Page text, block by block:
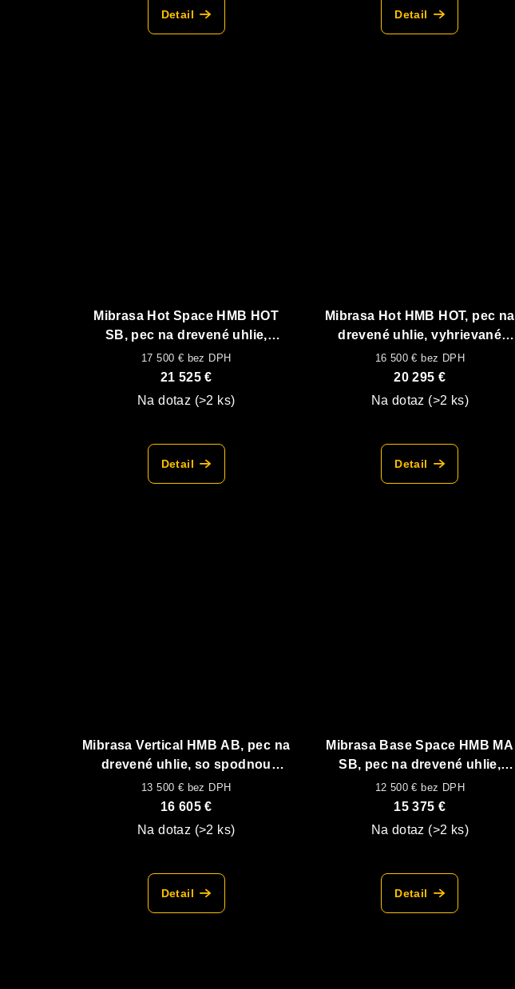
Detail Detail
Mibrasa Hot Space HMB HOT
SB, pec na drevené uhlie,
vyhrievané zásuvky + vrchný
ohrevný rošt
17 500 € bez DPH
21 525 €
Na dotaz (>2 ks)
Detail
Mibrasa Hot HMB HOT, pec na
drevené uhlie, vyhrievané
udržiavacie zásuvky
16 500 € bez DPH
20 295 €
Na dotaz (>2 ks)
Detail
Mibrasa Vertical HMB AB, pec na
drevené uhlie, so spodnou
vyhrievanou skrinkou
13 500 € bez DPH
16 605 €
Na dotaz (>2 ks)
Detail
Mibrasa Base Space HMB MA
SB, pec na drevené uhlie,
otvorený podstavec s vrchným
ohrevným roštom
12 500 € bez DPH
15 375 €
Na dotaz (>2 ks)
Detail